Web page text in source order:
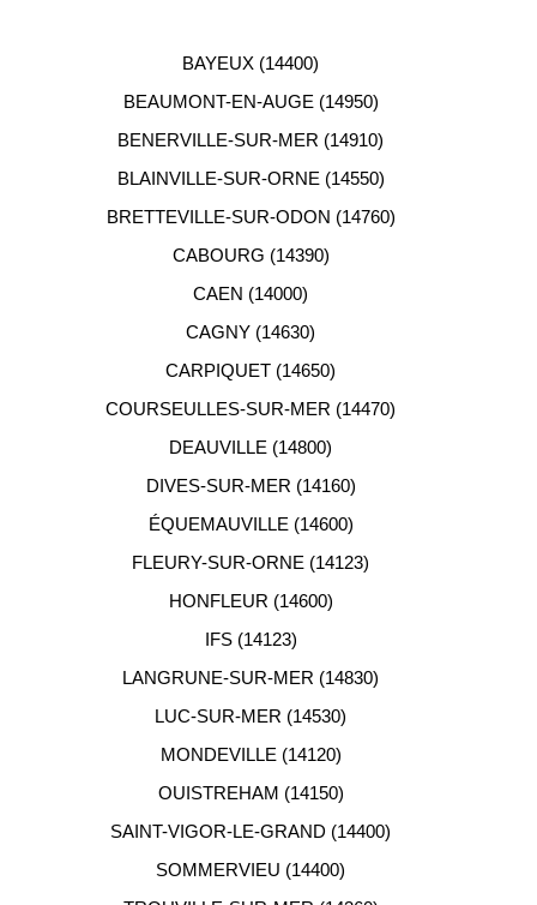
Notre équipe de conseillers se tient gratuitement à
BAYEUX (14400)
BEAUMONT-EN-AUGE (14950)
BENERVILLE-SUR-MER (14910)
BLAINVILLE-SUR-ORNE (14550)
BRETTEVILLE-SUR-ODON (14760)
CABOURG (14390)
CAEN (14000)
CAGNY (14630)
CARPIQUET (14650)
COURSEULLES-SUR-MER (14470)
DEAUVILLE (14800)
DIVES-SUR-MER (14160)
ÉQUEMAUVILLE (14600)
FLEURY-SUR-ORNE (14123)
HONFLEUR (14600)
IFS (14123)
LANGRUNE-SUR-MER (14830)
LUC-SUR-MER (14530)
MONDEVILLE (14120)
OUISTREHAM (14150)
SAINT-VIGOR-LE-GRAND (14400)
SOMMERVIEU (14400)